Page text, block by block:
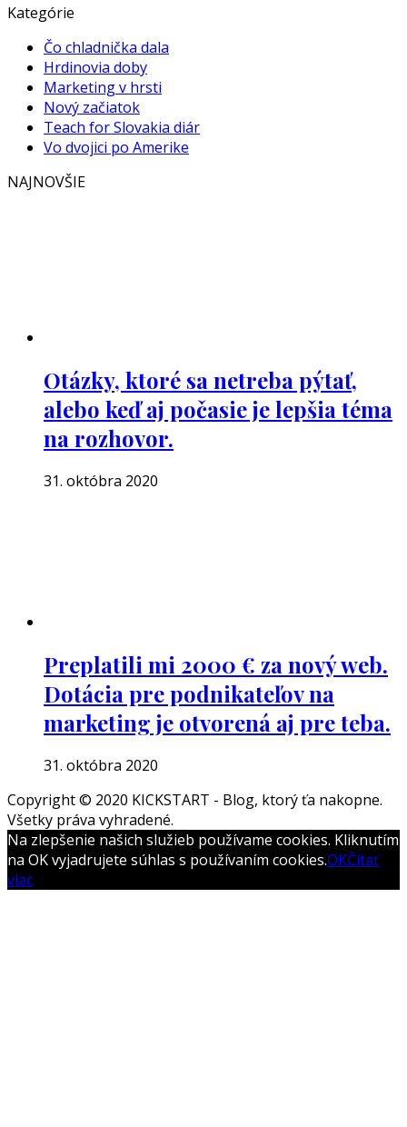
Kategórie
Čo chladnička dala
Hrdinovia doby
Marketing v hrsti
Nový začiatok
Teach for Slovakia diár
Vo dvojici po Amerike
NAJNOVŠIE
Otázky, ktoré sa netreba pýtať,
alebo keď aj počasie je lepšia téma
na rozhovor.
31. októbra 2020
Preplatili mi 2000 € za nový web.
Dotácia pre podnikateľov na
marketing je otvorená aj pre teba.
31. októbra 2020
Copyright © 2020 KICKSTART - Blog, ktorý ťa nakopne.
Všetky práva vyhradené.
Boston
Theme
by
Na zlepšenie našich služieb používame cookies. Kliknutím
na OK vyjadrujete súhlas s používaním cookies.OKČítať
viac